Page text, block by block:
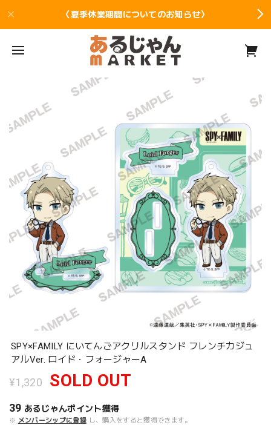
〈夏季休業期間についてのお知らせ〉
SPY×FAMILY にいてんごアクリルスタンド フレンチカジュ
アルVer. ロイド・フォージャーA
¥1,320 SOLD OUT
39 あるじゃんポイント獲得
※ メンバーシップに登録 し、購入をすると獲得できます。